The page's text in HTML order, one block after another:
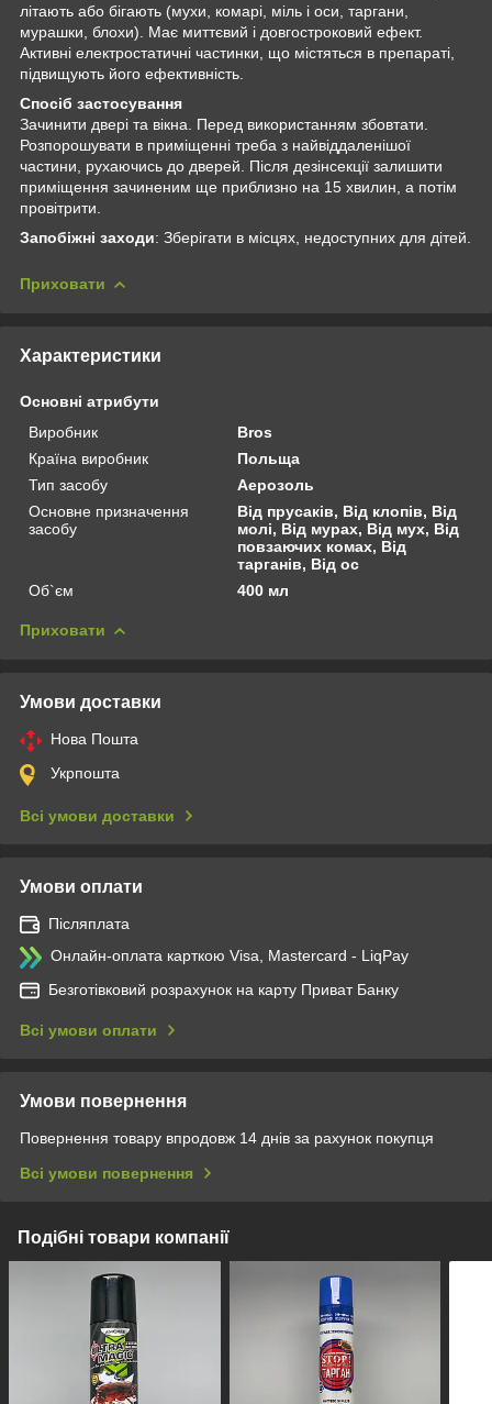
літають або бігають (мухи, комарі, міль і оси, таргани,
мурашки, блохи). Має миттєвий і довгостроковий ефект.
Активні електростатичні частинки, що містяться в препараті,
підвищують його ефективність.
Спосіб застосування
Зачинити двері та вікна. Перед використанням збовтати.
Розпорошувати в приміщенні треба з найвіддаленішої
частини, рухаючись до дверей. Після дезінсекції залишити
приміщення зачиненим ще приблизно на 15 хвилин, а потім
провітрити.
Запобіжні заходи: Зберігати в місцях, недоступних для дітей.
Приховати
Характеристики
Основні атрибути
Виробник
Bros
Країна виробник
Польща
Тип засобу
Аерозоль
Основне призначення
засобу
Від прусаків, Від клопів, Від
молі, Від мурах, Від мух, Від
повзаючих комах, Від
тарганів, Від ос
Об`єм
400 мл
Приховати
Умови доставки
Нова Пошта
Укрпошта
Всі умови доставки
Умови оплати
Післяплата
Онлайн-оплата карткою Visa, Mastercard - LiqPay
Безготівковий розрахунок на карту Приват Банку
Всі умови оплати
Умови повернення
Повернення товару впродовж 14 днів за рахунок покупця
Всі умови повернення
Подібні товари компанії